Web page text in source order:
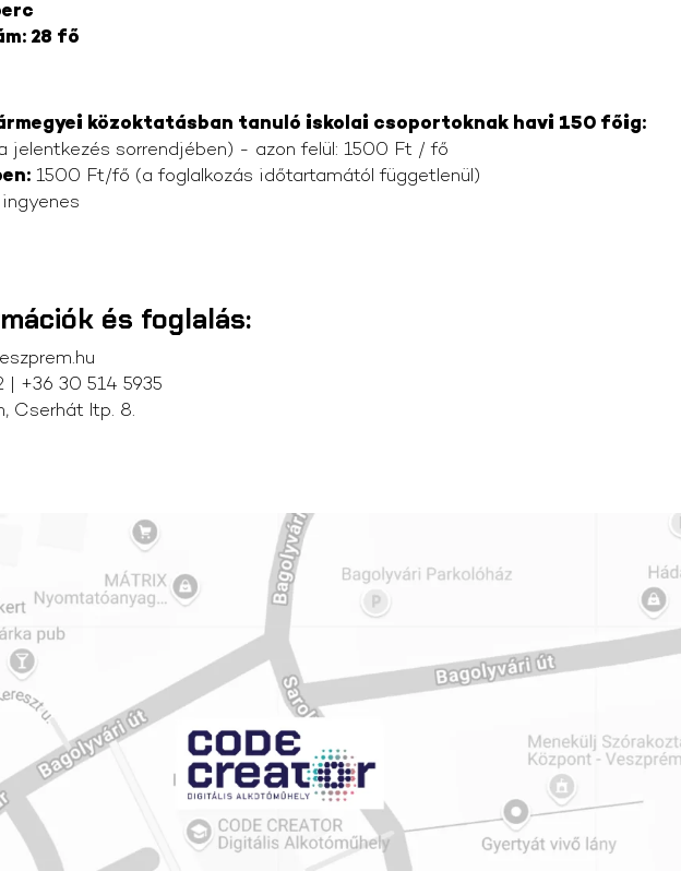
28 fő
közoktatásban tanuló iskolai csoportoknak havi 150 főig:
jelentkezés sorrendjében) - azon felül: 1500 Ft / fő
1500 Ft/fő (a foglalkozás időtartamától függetlenül)
ingyenes
és foglalás:
| +36 30 514 5935
Cserhát ltp. 8.